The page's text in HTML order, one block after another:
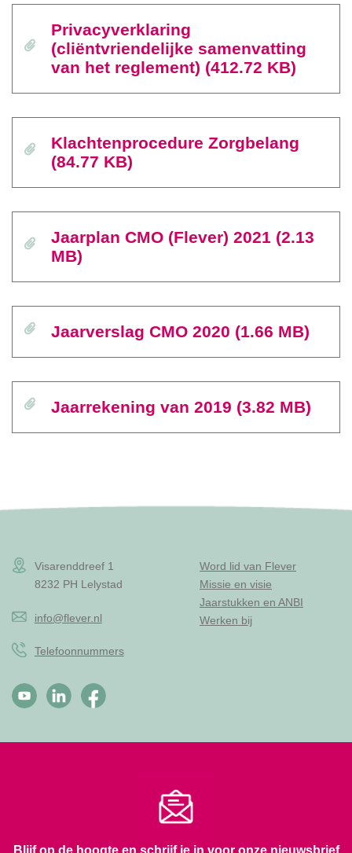
Privacyverklaring
(cliëntvriendelijke samenvatting
van het reglement) (412.72 KB)
Klachtenprocedure Zorgbelang
(84.77 KB)
Jaarplan CMO (Flever) 2021 (2.13
MB)
Jaarverslag CMO 2020 (1.66 MB)
Jaarrekening van 2019 (3.82 MB)
Visarenddreef 1
8232 PH Lelystad
info@flever.nl
Telefoonnummers
Word lid van Flever
Missie en visie
Jaarstukken en ANBI
Werken bij
Blijf op de hoogte en schrijf je in voor onze nieuwsbrief